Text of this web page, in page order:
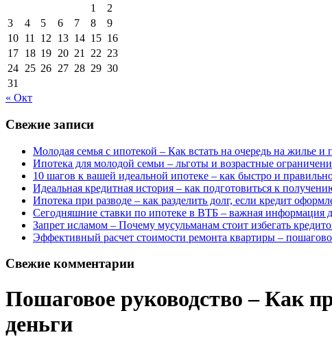
1
2
3
4 5 6 7 8
9
10 11 12 13 14 15 16
17 18 19 20 21 22 23
24 25 26 27 28 29 30
31
« Окт
Свежие записи
Молодая семья с ипотекой – Как встать на очередь на жилье и
Ипотека для молодой семьи – льготы и возрастные
10 шагов к вашей идеальной ипотеке – как быстро и
Идеальная кредитная история – как подготовиться к
Ипотека при разводе – как разделить долг, если кредит
Сегодняшние ставки по ипотеке в ВТБ – важная информация
Запрет исламом – Почему мусульманам стоит избегать
Эффективный расчет стоимости ремонта квартиры –
Свежие комментарии
Пошаговое руководство – Как
деньги